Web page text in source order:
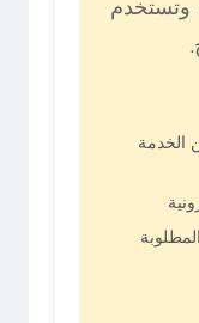
وتستخدم
الخدمة